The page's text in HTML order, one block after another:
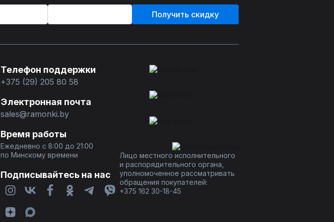
Получить скидку
Телефон поддержки
+375 (29) 205 80 58
Электронная почта
sales@ramonki.by
Время работы
Ежедневно с 8:00 до 21:00
по Минскому времени
Подписывайтесь на нас
Лицо местного исполнительного
и распорядительного органа,
уполномоченное рассматривать
обращения покупателей:
+375 162 30-18-45